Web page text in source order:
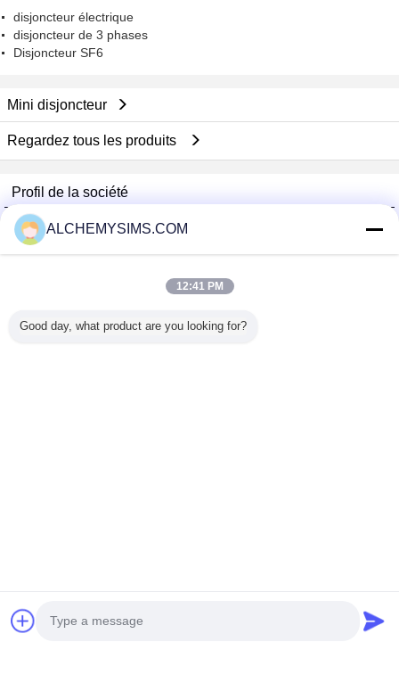
disjoncteur électrique
disjoncteur de 3 phases
Disjoncteur SF6
Mini disjoncteur
Regardez tous les produits
Profil de la société
Shenzhen City Breaker Co., Ltd.
Fournisseurs vérifié
Verified Suplier
ALCHEMYSIMS.COM
12:41 PM
Good day, what product are you looking for?